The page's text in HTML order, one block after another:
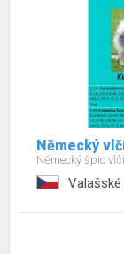
Německý
Německý špic